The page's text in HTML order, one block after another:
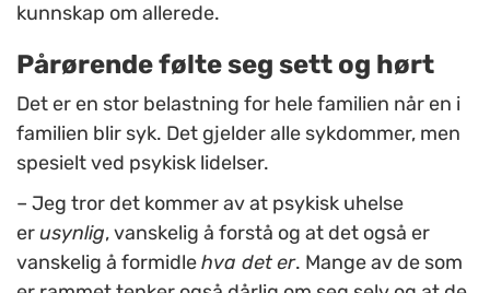
kunnskap om allerede.
Pårørende følte seg sett og hørt
Det er en stor belastning for hele familien når en i
familien blir syk. Det gjelder alle sykdommer, men
spesielt ved psykisk lidelser.
– Jeg tror det kommer av at psykisk uhelse
erusynlig, vanskelig å forstå og at det også er
vanskelig å formidlehva deter. Mange av de som